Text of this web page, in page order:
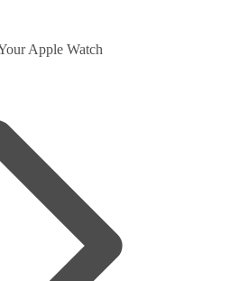
Apple Watch